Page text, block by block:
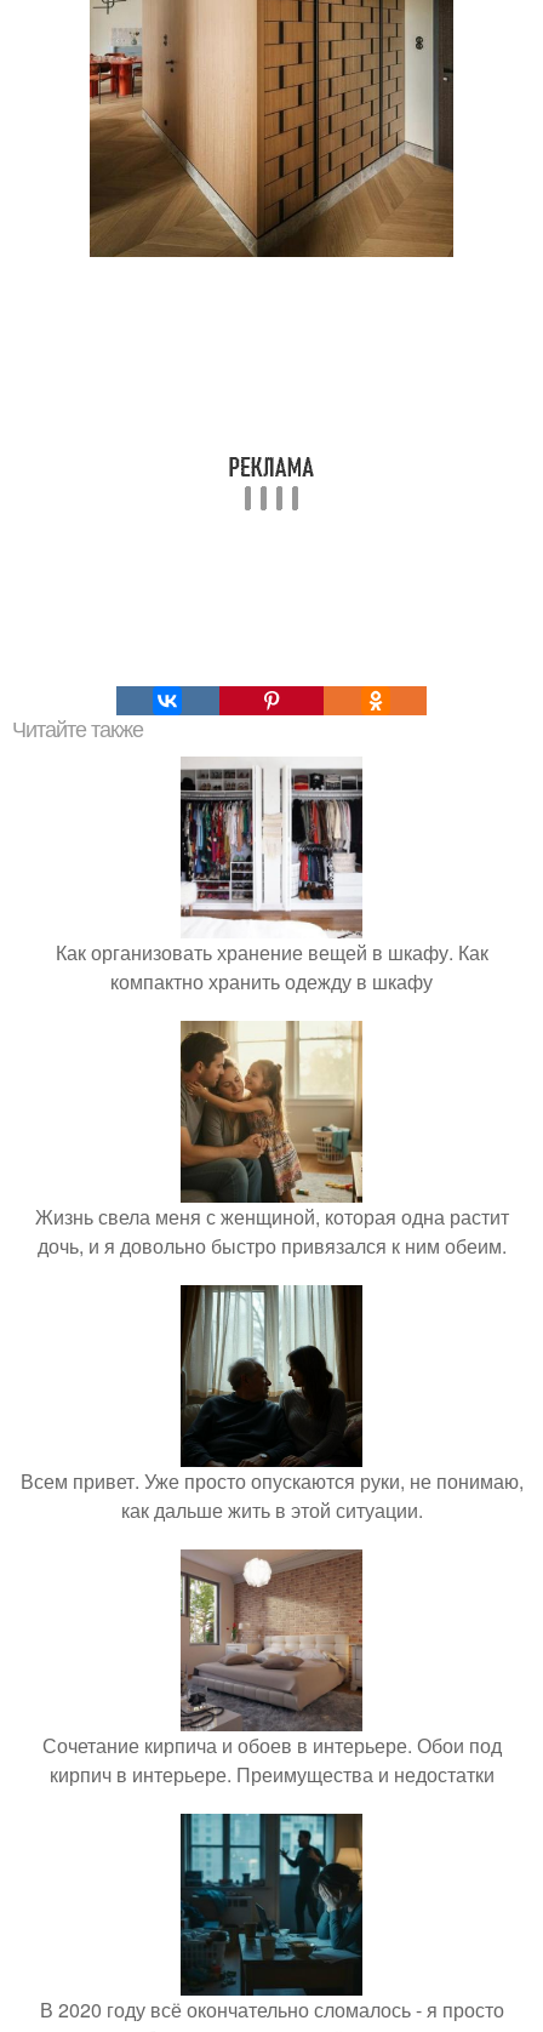
Читайте также
Как организовать хранение вещей в шкафу. Как
компактно хранить одежду в шкафу
Жизнь свела меня с женщиной, которая одна растит
дочь, и я довольно быстро привязался к ним обеим.
Всем привет. Уже просто опускаются руки, не понимаю,
как дальше жить в этой ситуации.
Сочетание кирпича и обоев в интерьере. Обои под
кирпич в интерьере. Преимущества и недостатки
В 2020 году всё окончательно сломалось - я просто